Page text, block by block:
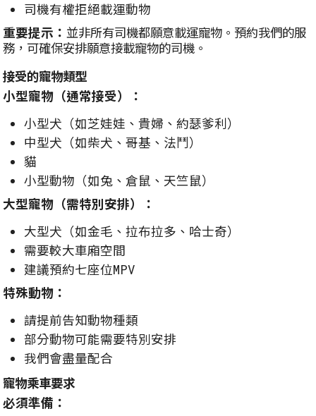
司機有權拒絕載運動物
重要提示：並非所有司機都願意載運寵物。預約我們的服
務，可確保安排願意接載寵物的司機。
接受的寵物類型
小型寵物（通常接受）：
小型犬（如芝娃娃、貴婦、約瑟爹利）
中型犬（如柴犬、哥基、法鬥）
貓
小型動物（如兔、倉鼠、天竺鼠）
大型寵物（需特別安排）：
大型犬（如金毛、拉布拉多、哈士奇）
需要較大車廂空間
建議預約七座位MPV
特殊動物：
請提前告知動物種類
部分動物可能需要特別安排
我們會盡量配合
寵物乘車要求
必須準備：